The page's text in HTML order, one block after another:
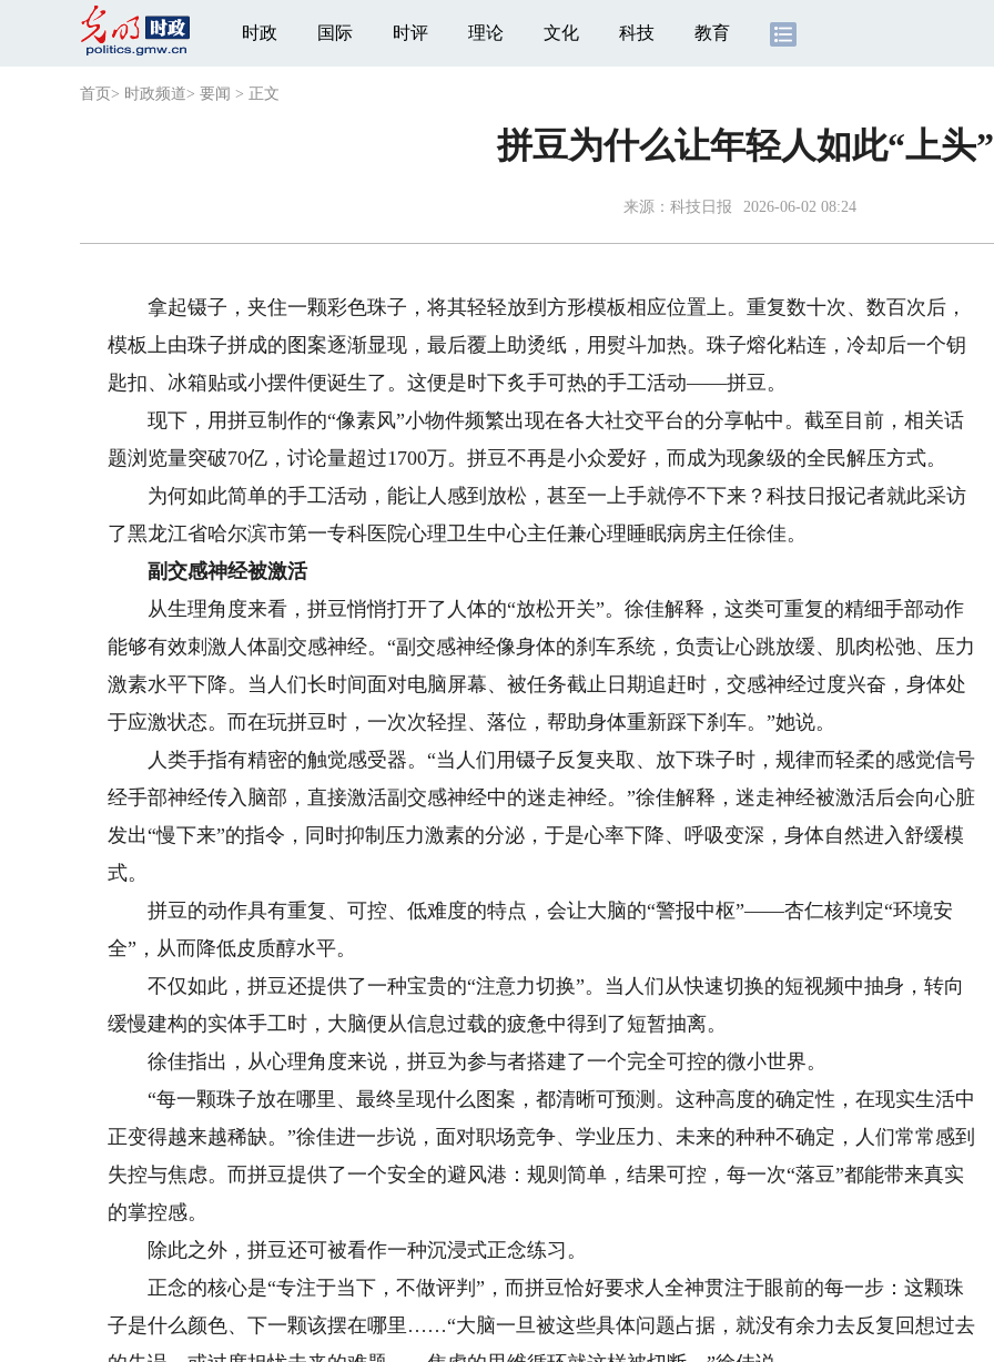
时政 国际 时评 理论 文化 科技 教育
首页 > 时政频道> 要闻 > 正文
拼豆为什么让年轻人如此“上头”
来源： 科技日报 2026-06-02 08:24
拿起镊子，夹住一颗彩色珠子，将其轻轻放到方形模板相应位置上。重复数十次、数百次后，
模板上由珠子拼成的图案逐渐显现，最后覆上助烫纸，用熨斗加热。珠子熔化粘连，冷却后一个钥
匙扣、冰箱贴或小摆件便诞生了。这便是时下炙手可热的手工活动——拼豆。
现下，用拼豆制作的“像素风”小物件频繁出现在各大社交平台的分享帖中。截至目前，相关话
题浏览量突破70亿，讨论量超过1700万。拼豆不再是小众爱好，而成为现象级的全民解压方式。
为何如此简单的手工活动，能让人感到放松，甚至一上手就停不下来？科技日报记者就此采访
了黑龙江省哈尔滨市第一专科医院心理卫生中心主任兼心理睡眠病房主任徐佳。
副交感神经被激活
从生理角度来看，拼豆悄悄打开了人体的“放松开关”。徐佳解释，这类可重复的精细手部动作
能够有效刺激人体副交感神经。“副交感神经像身体的刹车系统，负责让心跳放缓、肌肉松弛、压力
激素水平下降。当人们长时间面对电脑屏幕、被任务截止日期追赶时，交感神经过度兴奋，身体处
于应激状态。而在玩拼豆时，一次次轻捏、落位，帮助身体重新踩下刹车。”她说。
人类手指有精密的触觉感受器。“当人们用镊子反复夹取、放下珠子时，规律而轻柔的感觉信号
经手部神经传入脑部，直接激活副交感神经中的迷走神经。”徐佳解释，迷走神经被激活后会向心脏
发出“慢下来”的指令，同时抑制压力激素的分泌，于是心率下降、呼吸变深，身体自然进入舒缓模
式。
拼豆的动作具有重复、可控、低难度的特点，会让大脑的“警报中枢”——杏仁核判定“环境安
全”，从而降低皮质醇水平。
不仅如此，拼豆还提供了一种宝贵的“注意力切换”。当人们从快速切换的短视频中抽身，转向
缓慢建构的实体手工时，大脑便从信息过载的疲惫中得到了短暂抽离。
徐佳指出，从心理角度来说，拼豆为参与者搭建了一个完全可控的微小世界。
“每一颗珠子放在哪里、最终呈现什么图案，都清晰可预测。这种高度的确定性，在现实生活中
正变得越来越稀缺。”徐佳进一步说，面对职场竞争、学业压力、未来的种种不确定，人们常常感到
失控与焦虑。而拼豆提供了一个安全的避风港：规则简单，结果可控，每一次“落豆”都能带来真实
的掌控感。
除此之外，拼豆还可被看作一种沉浸式正念练习。
正念的核心是“专注于当下，不做评判”，而拼豆恰好要求人全神贯注于眼前的每一步：这颗珠
子是什么颜色、下一颗该摆在哪里……“大脑一旦被这些具体问题占据，就没有余力去反复回想过去